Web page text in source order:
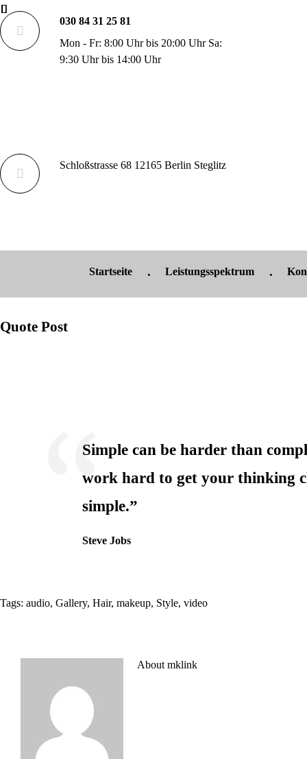
030 84 31 25 81
Mon - Fr: 8:00 Uhr bis 20:00 Uhr Sa:
9:30 Uhr bis 14:00 Uhr
Schloßstrasse 68 12165 Berlin Steglitz
Startseite Leistungsspektrum
Quote Post
Simple can be harder than
work hard to get your thinking
simple.”
Steve Jobs
Tags: audio, Gallery, Hair, makeup, Style, video
About mklink